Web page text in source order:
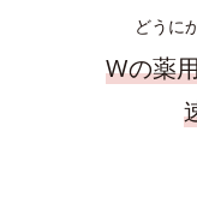
どうに
Wの薬